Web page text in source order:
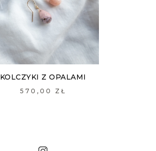
KOLCZYKI Z OPALAMI
570,00 ZŁ